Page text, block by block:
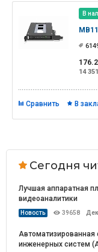
В
14
Сравнить В
Сегодня
Лучшая аппаратная
видеоаналитики
Новость 39658
Автоматизированная
инженерных систем